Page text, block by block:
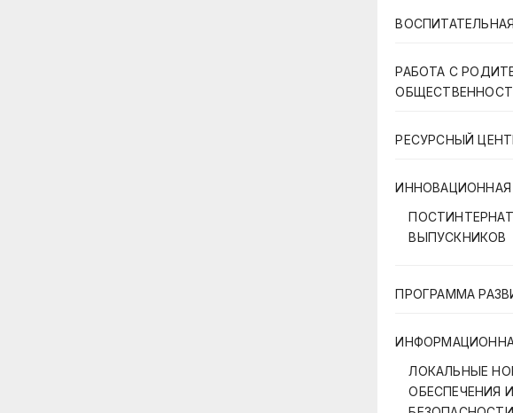
РАБОТА С
РЕСУРСНЫЙ
ВЫПУСКНИКОВ
ПРОГРАММА
ЛОКАЛЬНЫЕ
ОБЕСПЕЧЕНИЯ